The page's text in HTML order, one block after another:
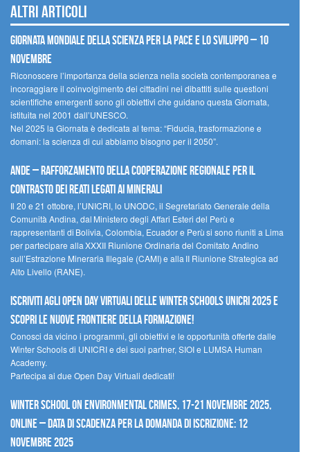
Altri articoli
Giornata mondiale della scienza per la pace e lo sviluppo – 10
novembre
Riconoscere l’importanza della scienza nella società contemporanea e
incoraggiare il coinvolgimento dei cittadini nei dibattiti sulle questioni
scientifiche emergenti sono gli obiettivi che guidano questa Giornata,
istituita nel 2001 dall’UNESCO.
Nel 2025 la Giornata è dedicata al tema: “Fiducia, trasformazione e
domani: la scienza di cui abbiamo bisogno per il 2050”.
Ande – Rafforzamento della cooperazione regionale per il
contrasto dei reati legati ai minerali
Il 20 e 21 ottobre, l’UNICRI, lo UNODC, il Segretariato Generale della
Comunità Andina, dal Ministero degli Affari Esteri del Perù e
rappresentanti di Bolivia, Colombia, Ecuador e Perù si sono riuniti a Lima
per partecipare alla XXXII Riunione Ordinaria del Comitato Andino
sull’Estrazione Mineraria Illegale (CAMI) e alla II Riunione Strategica ad
Alto Livello (RANE).
Iscriviti agli Open Day Virtuali delle Winter Schools UNICRI 2025 e
scopri le nuove frontiere della formazione!
Conosci da vicino i programmi, gli obiettivi e le opportunità offerte dalle
Winter Schools di UNICRI e dei suoi partner, SIOI e LUMSA Human
Academy.
Partecipa ai due Open Day Virtuali dedicati!
Winter School on Environmental Crimes, 17-21 novembre 2025,
Online – Data di scadenza per la domanda di iscrizione: 12
novembre 2025